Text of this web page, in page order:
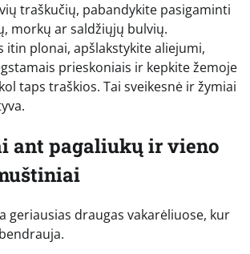
traškučių, pabandykite pasigaminti
morkų ar saldžiųjų bulvių.
itin plonai, apšlakstykite aliejumi,
prieskoniais ir kepkite žemoje
taps traškios. Tai sveikesnė ir žymiai
ant pagaliukų ir vieno
geriausias draugas vakarėliuose, kur